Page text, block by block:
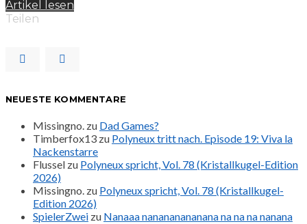
Artikel lesen
Teilen
NEUESTE KOMMENTARE
Missingno. zu Dad Games?
Timberfox13 zu Polyneux tritt nach. Episode 19: Viva la
Nackenstarre
Flussel zu Polyneux spricht, Vol. 78 (Kristallkugel-Edition
2026)
Missingno. zu Polyneux spricht, Vol. 78 (Kristallkugel-
Edition 2026)
SpielerZwei zu Nanaaa nanananananana na na na nanana